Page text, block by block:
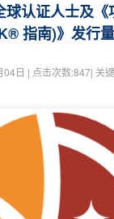
球认证人士及
指南)》发行
04日 | 点击次数:847| 关